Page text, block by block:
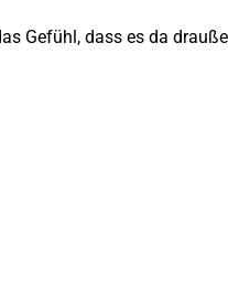
Gefühl, dass es da